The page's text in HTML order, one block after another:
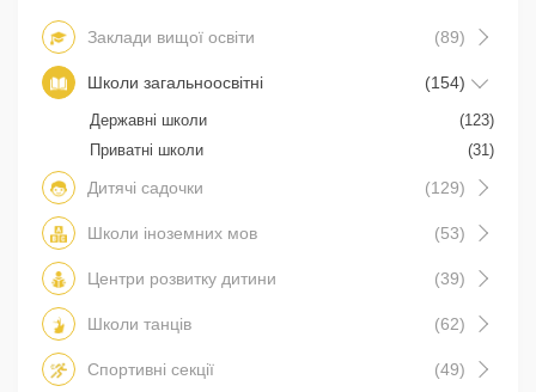
Заклади вищої освіти (89)
Школи загальноосвітні (154)
Державні школи
(123)
Приватні школи
(31)
Дитячі садочки (129)
Школи іноземних мов (53)
Центри розвитку дитини (39)
Школи танців (62)
Спортивні секції (49)